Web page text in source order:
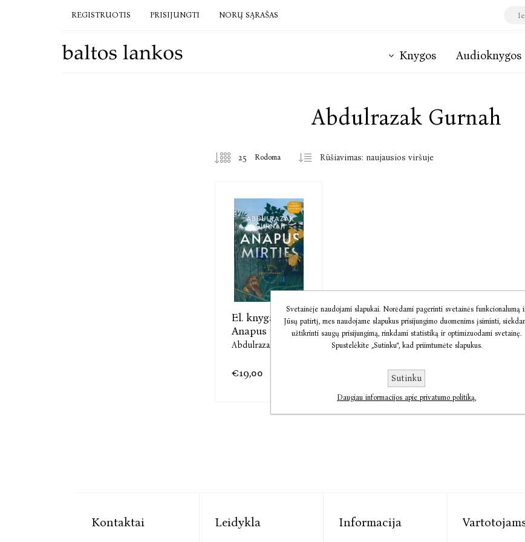
REGISTRUOTIS PRISIJUNGTI NORŲ SĄRAŠAS
Knygos Audioknygos
Abdulrazak Gurnah
Rodoma
El. knyga
Anapus mirties
Abdulrazak Gurnah
€19,00
Kontaktai Leidykla Informacija
Svetainėje naudojami slapukai. Norėdami pagerinti svetainės funkcionalumą
Jūsų patirtį, mes naudojame slapukus prisijungimo duomenims įsiminti,
užtikrinti saugų prisijungimą, rinkdami statistiką ir optimizuodami svetainę.
Spustelėkite „Sutinku“, kad priimtumėte slapukus.
Sutinku
Daugiau informacijos apie privatumo politiką.